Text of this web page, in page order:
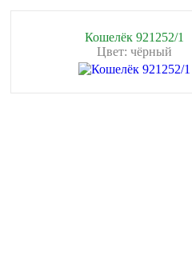
Кошелёк 921252/1
Цвет: чёрный